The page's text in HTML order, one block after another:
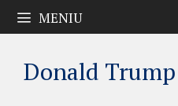
MENIU
Donald Trump